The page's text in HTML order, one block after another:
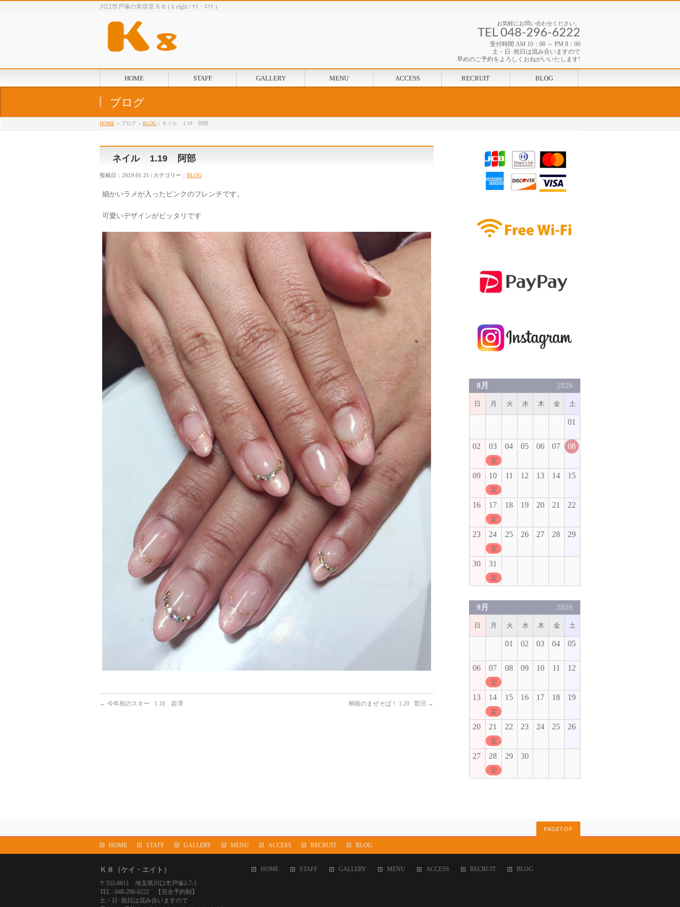
川口市戸塚の美容室 K８ ( k eight / ｹｲ・ｴｲﾄ )
お気軽にお問い合わせください。
TEL 048-296-6222
受付時間 AM 10：00 ～ PM 8：00
土・日･祝日は混み合いますので
早めのご予約をよろしくおねがいいたします!
HOME STAFF GALLERY MENU ACCESS RECRUIT BLOG
ブログ
HOME » ブログ » BLOG » ネイル 1.19 阿部
ネイル 1.19 阿部
投稿日：2019.01.21 | カテゴリー： BLOG
細かいラメが入ったピンクのフレンチです。
可愛いデザインがピッタリです
← 今年初のスキー 1.18 岩澤 桐龍のまぜそば！ 1.20 菅沼 →
8月 2026
日 月 火 水 木 金 土
01
02 03
定休日
04 05 06 07 08
09 10
定休日
11 12 13 14 15
16 17
定休日
18 19 20 21 22
23 24
定休日
25 26 27 28 29
30 31
定休日
9月 2026
日 月 火 水 木 金 土
01 02 03 04 05
06 07
定休日
08 09 10 11 12
13 14
定休日
15 16 17 18 19
20 21
定休日
22 23 24 25 26
27 28
定休日
29 30
PAGETOP
HOME STAFF GALLERY MENU ACCESS RECRUIT BLOG
Ｋ８（ケイ・エイト）
〒333-0811 埼玉県川口市戸塚2-7-1
TEL : 048-296-6222 【完全予約制】
土・日･祝日は混み合いますので
HOME STAFF GALLERY MENU ACCESS RECRUIT BLOG